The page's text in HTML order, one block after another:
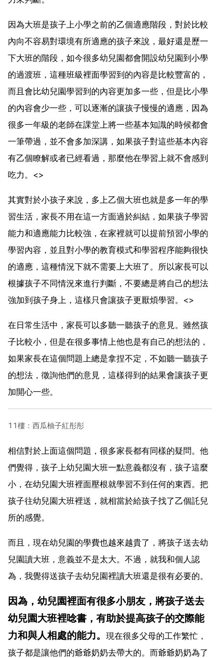
因為大班是孩子上小學之前的乙個適應階段，對於比較
內向不容易對環境有所適應的孩子來說，最好還是歷一
下大班的階段，如今很多幼兒園都會開設幼兒園到小學
的過渡班，這種班級裡面學習到的內容是比較豐富的，
而且會比幼兒園學習到的內容更加多一些，但是比小學
的內容會少一些，可以逐漸的讓孩子慢慢的適應，因為
很多一年級的老師在課堂上將一些基本知識的時候都會
一筆帶過，並不會多加深講，如果孩子對這些基本內容
有乙個瞭解或者已經看過，那麼他在學習上就不會感到
吃力。<>
其實對於小孩子來說，多上乙個大班也就是多一年的學
習生活，家長不用在這一方面過於糾結，如果孩子學習
能力和適應能力比較強，在家裡就可以提前預習小學的
學習內容，並且對小學的教育模式和學習程序能夠很快
的適應，這種情況下就不需要上大班了。所以家長可以
根據孩子不同情況來進行判斷，不要總是將自己的想法
強加到孩子身上，這樣只會讓孩子更厭煩學習。<>
在日常生活中，家長可以多聽一聽孩子的意見。雖然孩
子比較小，但是在很多事情上他也是有自己的想法的，
如果家長在這個問題上總是拿捏不定，不如聽一聽孩子
的想法，徵詢他們的意見，這樣得到的結果會讓孩子更
加開心一些。
11樓：西瓜柚子紅彤彤
相信對於上面這個問題，很多家長都有同樣的疑問。他
們覺得，孩子上幼兒園大班一點意義都沒有，孩子這麼
小，在幼兒園大班裡面壓根就學習不到任何的東西。把
孩子往幼兒園大班裡送，就相當於給孩子找了乙個託兒
所的感覺。
而且，現在幼兒園的學費也越來越貴了，將孩子送去幼
兒園讀大班，意義並不是太大。不過，就我和個人認
為，我覺得送孩子去幼兒園裡讀大班還是很有必要的。
因為，幼兒園裡面有很多小朋友，將孩子送去
幼兒園大班裡唸書，有助於提高孩子的交際能
力和與人相處的能力。
現在很多父母的工作繁忙，
孩子都是讓他們的爺爺奶奶去帶大的。而爺爺奶奶為了